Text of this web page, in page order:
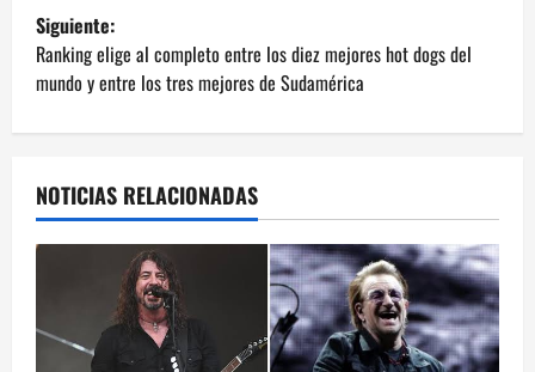
v
e
g
a
c
ó
Siguiente:
Ranking elige al completo entre los diez mejores hot dogs del
mundo y entre los tres mejores de Sudamérica
NOTICIAS RELACIONADAS